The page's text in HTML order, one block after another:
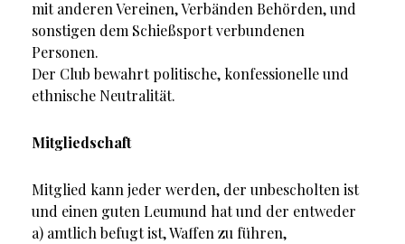
mit anderen Vereinen, Verbänden Behörden, und
sonstigen dem Schießsport verbundenen
Personen.
Der Club bewahrt politische, konfessionelle und
ethnische Neutralität.
Mitgliedschaft
Mitglied kann jeder werden, der unbescholten ist
und einen guten Leumund hat und der entweder
a) amtlich befugt ist, Waffen zu führen,